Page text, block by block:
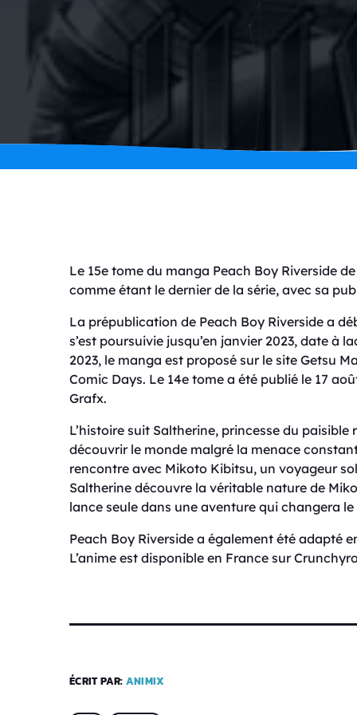
Le 15e tome du manga Peach Boy Riverside
comme étant le dernier de la série, avec sa
La prépublication de Peach Boy Riverside a
s’est poursuivie jusqu’en janvier 2023, date à
2023, le manga est proposé sur le site Getsu
Comic Days. Le 14e tome a été publié le 17
Grafx.
L’histoire suit Saltherine, princesse du
découvrir le monde malgré la menace
rencontre avec Mikoto Kibitsu, un voyageur
Saltherine découvre la véritable nature de
lance seule dans une aventure qui changera
Peach Boy Riverside a également été adapté
L’anime est disponible en France sur
ÉCRIT PAR: ANIMIX